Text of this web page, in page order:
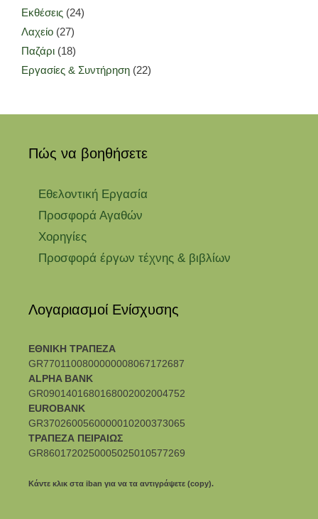
Εκθέσεις (24)
Λαχείο (27)
Παζάρι (18)
Εργασίες & Συντήρηση (22)
Πώς να βοηθήσετε
Εθελοντική Εργασία
Προσφορά Αγαθών
Χορηγίες
Προσφορά έργων τέχνης & βιβλίων
Λογαριασμοί Ενίσχυσης
ΕΘΝΙΚΗ ΤΡΑΠΕΖΑ
GR7701100800000008067172687
ALPHA BANK
GR0901401680168002002004752
EUROBANK
GR3702600560000010200373065
ΤΡΑΠΕΖΑ ΠΕΙΡΑΙΩΣ
GR8601720250005025010577269
Κάντε κλικ στα iban για να τα αντιγράψετε (copy).